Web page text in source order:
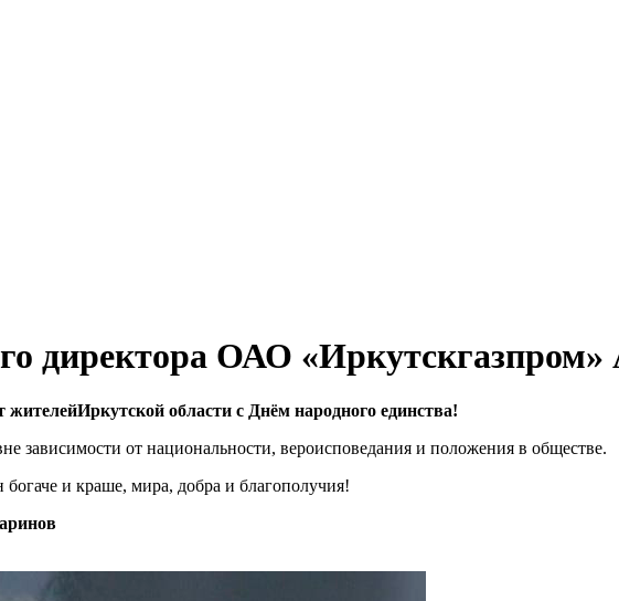
директора ОАО
области с Днём народного единства!
зависимости от национальности, вероисповедания и положения в обществе.
и краше, мира, добра и благополучия!